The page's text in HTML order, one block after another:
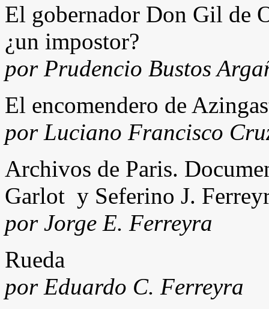
El gobernador Don Gil de
¿un impostor?
por Prudencio Bustos
El encomendero de
por Luciano Francisco
Archivos de Paris.
Garlot y Seferino J.
por Jorge E. Ferreyra
Rueda
por Eduardo C. Ferreyra